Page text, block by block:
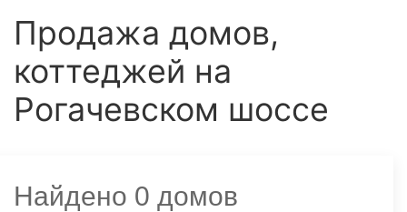
Продажа домов,
коттеджей на
Рогачевском шоссе
Найдено 0 домов